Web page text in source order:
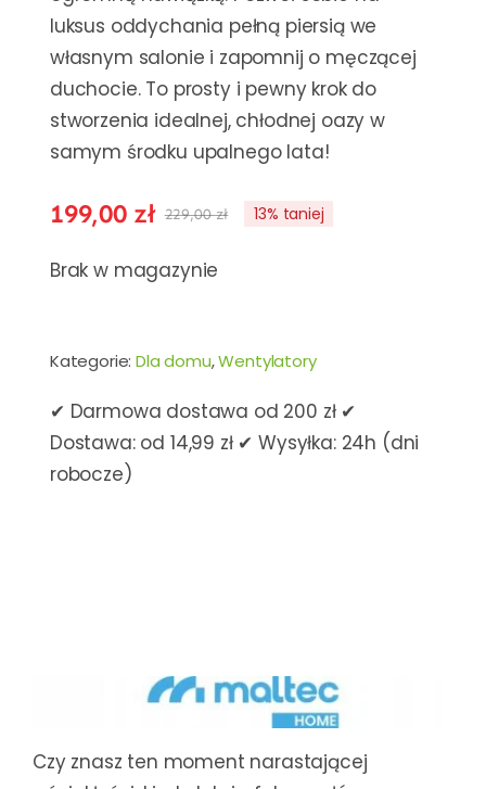
luksus oddychania pełną piersią we
własnym salonie i zapomnij o męczącej
duchocie. To prosty i pewny krok do
stworzenia idealnej, chłodnej oazy w
samym środku upalnego lata!
229,00złPierwotna
199,00 zł
Aktualna
13% taniej
Brak w magazynie
Kategorie:Dla domu,Wentylatory
✔ Darmowa dostawa od 200 zł ✔
Dostawa: od 14,99 zł ✔ Wysyłka: 24h (dni
robocze)
Czy znasz ten moment narastającej